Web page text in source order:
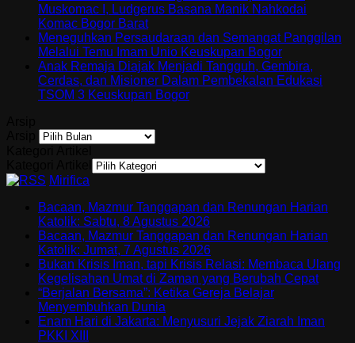
Muskomac I, Ludgerus Basana Manik Nahkodai
Komac Bogor Barat
Meneguhkan Persaudaraan dan Semangat Panggilan
Melalui Temu Imam Unio Keuskupan Bogor
Anak Remaja Diajak Menjadi Tangguh, Gembira,
Cerdas, dan Misioner Dalam Pembekalan Edukasi
TSOM 3 Keuskupan Bogor
Mirifica
Bacaan, Mazmur Tanggapan dan Renungan Harian
Katolik: Sabtu, 8 Agustus 2026
Bacaan, Mazmur Tanggapan dan Renungan Harian
Katolik: Jumat, 7 Agustus 2026
Bukan Krisis Iman, tapi Krisis Relasi: Membaca Ulang
Kegelisahan Umat di Zaman yang Berubah Cepat
“Berjalan Bersama”: Ketika Gereja Belajar
Menyembuhkan Dunia
Enam Hari di Jakarta: Menyusuri Jejak Ziarah Iman
PKKI XIII